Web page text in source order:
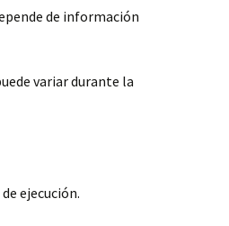
de información
variar durante la
ejecución.